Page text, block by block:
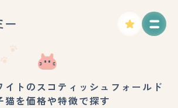
イトのスコティッシュフォールド
猫を価格や特徴で探す